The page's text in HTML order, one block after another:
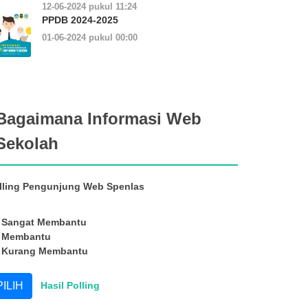
12-06-2024 pukul 11:24
PPDB 2024-2025
01-06-2024 pukul 00:00
Informasi Web
Pengunjung Web Spenlas
Membantu
Membantu
Hasil Polling